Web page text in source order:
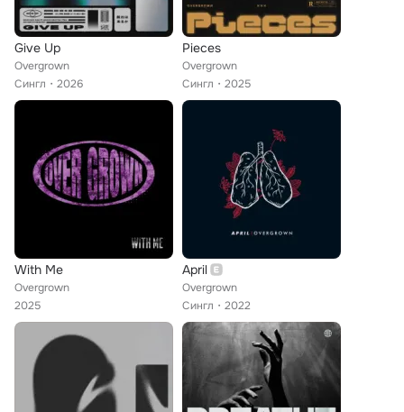
Give Up
Overgrown
Сингл
2026
Pieces
Overgrown
Сингл
2025
With Me
Overgrown
2025
April
Overgrown
Сингл
2022